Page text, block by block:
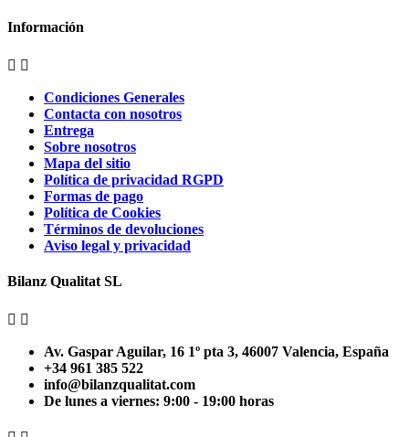
Información
 
Condiciones Generales
Contacta con nosotros
Entrega
Sobre nosotros
Mapa del sitio
Política de privacidad RGPD
Formas de pago
Política de Cookies
Términos de devoluciones
Aviso legal y privacidad
Bilanz Qualitat SL
 
Av. Gaspar Aguilar, 16 1º pta 3, 46007 Valencia, España
+34 961 385 522
info@bilanzqualitat.com
De lunes a viernes: 9:00 - 19:00 horas